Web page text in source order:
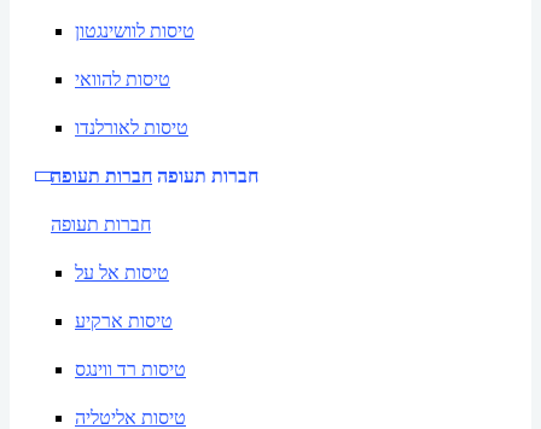
טיסות לוושינגטון
טיסות להוואי
טיסות לאורלנדו
חברות תעופה חברות תעופה
חברות תעופה
טיסות אל על
טיסות ארקיע
טיסות רד ווינגס
טיסות אליטליה